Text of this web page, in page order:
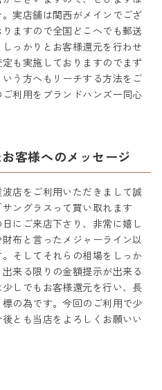
実店舗は関西がメインでござ
ますので全国どこへでも郵送
っかりとお客様還元を行わせ
も実施しておりますのでまず
う方へもリーチする方法をご
利用をブランドハンズ一同心
客様へのメッセージ
店をご利用いただきまして誠
ングラスって買い取れます
にご来店下さり、非常に嬉し
布と言ったメジャーライン以
そしてそれらの相場をしっか
来る限りの金額提示が出来る
しでもお客様還元を行い、長
の為です。今回のご利用で少
とも当店をよろしくお願いい